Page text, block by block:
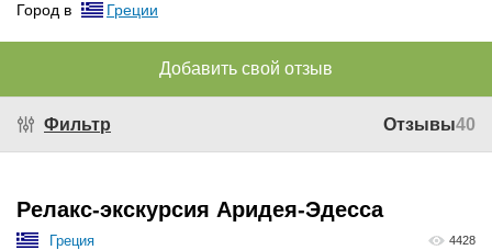
Город в Греции
Добавить свой отзыв
Фильтр Отзывы40
Релакс-экскурсия Аридея-Эдесса
Греция 4428